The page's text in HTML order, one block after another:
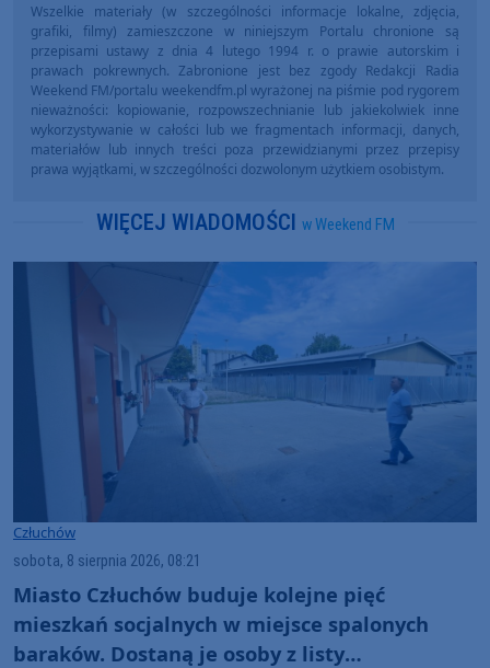
Wszelkie materiały (w szczególności informacje lokalne, zdjęcia,
grafiki, filmy) zamieszczone w niniejszym Portalu chronione są
przepisami ustawy z dnia 4 lutego 1994 r. o prawie autorskim i
prawach pokrewnych. Zabronione jest bez zgody Redakcji Radia
Weekend FM/portalu weekendfm.pl wyrażonej na piśmie pod rygorem
nieważności: kopiowanie, rozpowszechnianie lub jakiekolwiek inne
wykorzystywanie w całości lub we fragmentach informacji, danych,
materiałów lub innych treści poza przewidzianymi przez przepisy
prawa wyjątkami, w szczególności dozwolonym użytkiem osobistym.
WIĘCEJ WIADOMOŚCI w Weekend FM
Człuchów
sobota, 8 sierpnia 2026, 08:21
Miasto Człuchów buduje kolejne pięć
mieszkań socjalnych w miejsce spalonych
baraków. Dostaną je osoby z listy